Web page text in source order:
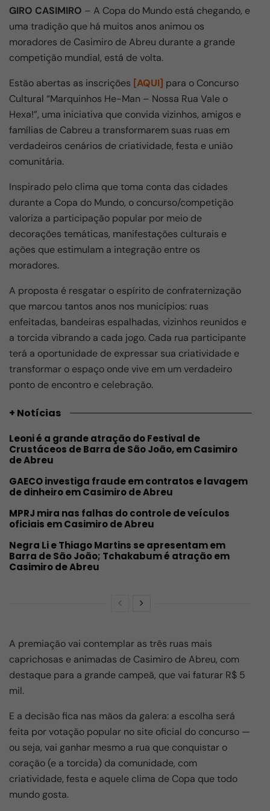
c
e
b
o
o
k
at
s
A
p
p
aile
gr
a
m
ar
e
GIRO CASIMIRO – A Copa do Mundo está chegando, e
uma tradição que há muitos anos animou os
moradores de Casimiro de Abreu durante a grande
competição mundial, está de volta.
Estão abertas as inscrições [AQUI] para o Concurso
Cultural “Marquinhos He-Man – Nossa Rua Vale o
Hexa!”, uma iniciativa que convida vizinhos, amigos e
famílias de Cabreu a transformarem suas ruas em
verdadeiros cenários de criatividade, festa e união
comunitária.
Inspirado pelo clima que toma conta das cidades
durante a Copa do Mundo, o concurso/competição
valoriza a participação popular por meio de
decorações temáticas, manifestações culturais e
ações que estimulam a integração entre os
moradores.
A proposta é resgatar o espírito de confraternização
que marcou tantos anos nos municípios: ruas
enfeitadas, bandeiras espalhadas, vizinhos reunidos e
a torcida vibrando a cada jogo. Cada rua participante
terá a oportunidade de expressar sua criatividade e
transformar o espaço onde vive em um verdadeiro
ponto de encontro e celebração.
+ Notícias
Leoni é a grande atração do Festival de
Crustáceos de Barra de São João, em Casimiro
de Abreu
GAECO investiga fraude em contratos e lavagem
de dinheiro em Casimiro de Abreu
MPRJ mira nas falhas do controle de veículos
oficiais em Casimiro de Abreu
Negra Li e Thiago Martins se apresentam em
Barra de São João; Tchakabum é atração em
Casimiro de Abreu
A premiação vai contemplar as três ruas mais
caprichosas e animadas de Casimiro de Abreu, com
destaque para a grande campeã, que vai faturar R$ 5
mil.
E a decisão fica nas mãos da galera: a escolha será
feita por votação popular no site oficial do concurso —
ou seja, vai ganhar mesmo a rua que conquistar o
coração (e a torcida) da comunidade, com
criatividade, festa e aquele clima de Copa que todo
mundo gosta.